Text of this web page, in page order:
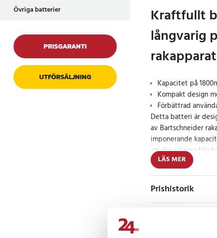
Övriga batterier
PRISGARANTI
UTFÖRSÄLJNING
Kraftfullt
långvarig
Kapacitet på
Kompakt design
Förbättrad
Detta batteri är
av Bartschneider
imponerande
att din rakning blir
en kompakt storlek
vikt om endast 27
smidigt att byta ut i
Specifikation
LÄS MER
Prishistorik